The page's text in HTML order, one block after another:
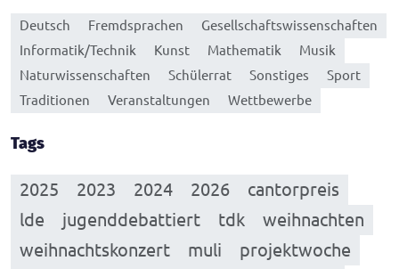
Deutsch Fremdsprachen
Gesellschaftswissenschaften
Informatik/Technik
Kunst Mathematik
Musik
Naturwissenschaften
Schülerrat Sonstiges
Sport
Traditionen
Veranstaltungen Wettbewerbe
Tags
2025 2023 2024 2026
cantorpreis
lde
jugenddebattiert tdk
weihnachten
weihnachtskonzert
muli
projektwoche